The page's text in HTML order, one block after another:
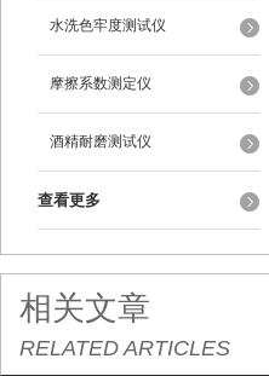
水洗色牢度测试仪
摩擦系数测定仪
酒精耐磨测试仪
查看更多
相关文章
RELATED ARTICLES